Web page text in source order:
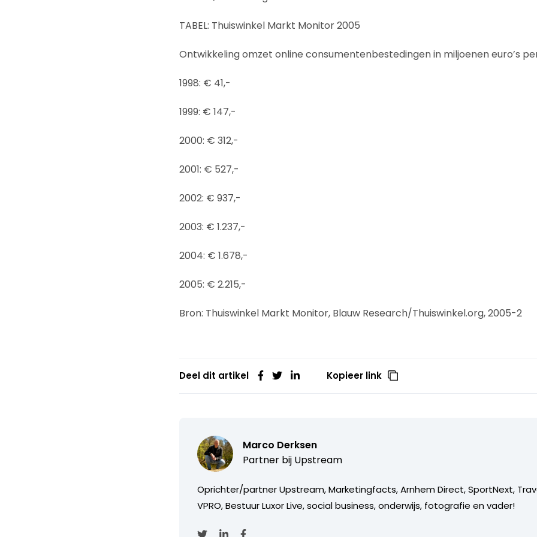
TABEL: Thuiswinkel Markt Monitor 2005
Ontwikkeling omzet online consumentenbestedingen in miljoenen euro’s
1998: € 41,-
1999: € 147,-
2000: € 312,-
2001: € 527,-
2002: € 937,-
2003: € 1.237,-
2004: € 1.678,-
2005: € 2.215,-
Bron: Thuiswinkel Markt Monitor, Blauw Research/Thuiswinkel.org, 2005-2
Deel dit artikel Kopieer link
Marco Derksen
Partner bij Upstream
Oprichter/partner Upstream, Marketingfacts, Arnhem Direct, SportNext,
VPRO, Bestuur Luxor Live, social business, onderwijs, fotografie en vader!